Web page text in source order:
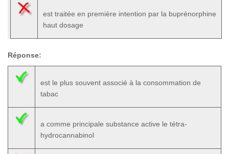
est traitée en première intention par la buprénorphine
haut dosage
Réponse:
est le plus souvent associé à la consommation de
tabac
a comme principale substance active le tétra-
hydrocannabinol